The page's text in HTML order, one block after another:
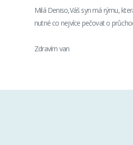
Milá Deniso,Váš syn má rýmu,
nutné co nejvíce pečovat o
Zdravím van